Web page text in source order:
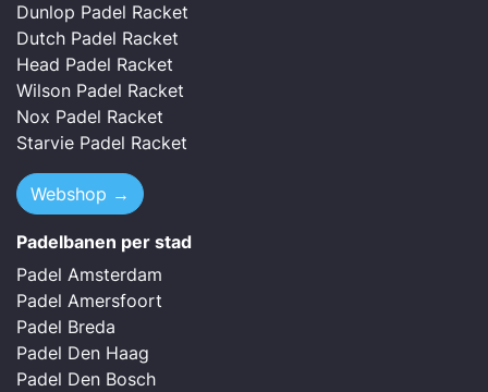
Dunlop Padel Racket
Dutch Padel Racket
Head Padel Racket
Wilson Padel Racket
Nox Padel Racket
Starvie Padel Racket
Webshop →
Padelbanen per stad
Padel Amsterdam
Padel Amersfoort
Padel Breda
Padel Den Haag
Padel Den Bosch